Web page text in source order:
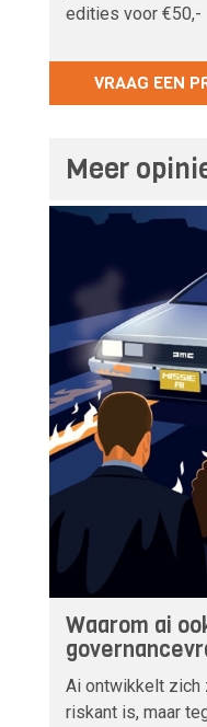
edities voor €50,-
VRAAG EEN
Meer
Waarom ai
Ai ontwikkelt zich
riskant is, maar